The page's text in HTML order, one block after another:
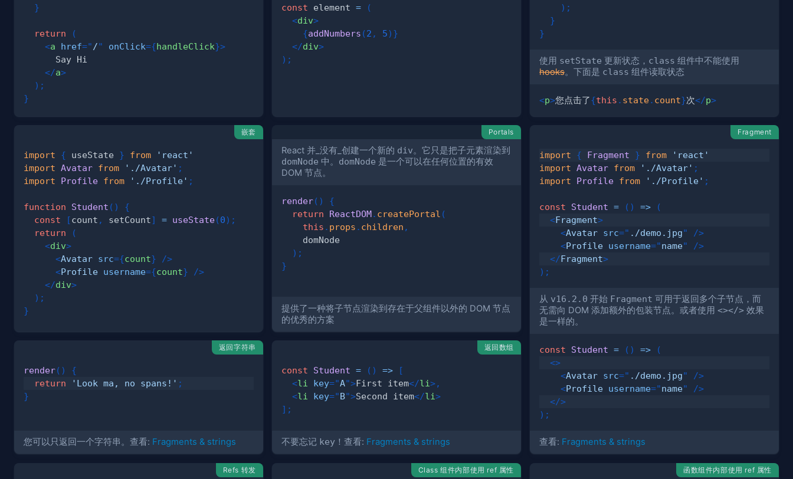
) ;
}
}
使用 setState 更新状态， class 组件中不能使用
hooks。下面是 class 组件读取状态
<p>您点击了{this . state. count}次</p>
}
return
(
<a href="/" onClick={handleClick}>
</a>
) ;
}
const element =
(
<div>
{addNumbers (2 , 5) }
</div>
) ;
嵌套
import { useState } from
'react'
import Avatar from './Avatar' ;
import
Profile from './Profile' ;
function Student ( )
{
const
[count , setCount] = useState(0) ;
return
(
<div>
<Avatar src={count}
/>
<Profile username={count}
/>
</div>
) ;
}
Portals
React 并_没有_创建一个新的 div。它只是把子元素渲染到
domNode 中。 domNode 是一个可以在任何位置的有效
DOM 节点。
render( )
{
return
ReactDOM. createPortal (
this . props . children ,
) ;
}
提供了一种将子节点渲染到存在于父组件以外的 DOM 节点
的优秀的方案
Fragment
import { Fragment } from
'react'
import Avatar from './Avatar' ;
import
Profile from './Profile' ;
const Student = ( ) =>
(
<Fragment>
<Avatar src=" ./demo.jpg"
/>
<Profile username="name"
/>
</Fragment>
) ;
从 v16.2.0 开始 Fragment 可用于返回多个子节点，而
无需向 DOM 添加额外的包装节点。或者使用<></> 效果
是一样的。
const Student = ( ) =>
(
<>
<Avatar src=" ./demo.jpg"
/>
<Profile username="name"
/>
</>
) ;
查看: Fragments & strings
返回字符串
render( )
{
return
'Look ma, no spans!' ;
}
您可以只返回一个字符串。查看: Fragments & strings
返回数组
const Student = ( ) =>
[
<li key="A">First item</li>,
<li key="B">Second item</li>
] ;
不要忘记 key ！查看: Fragments & strings
Refs 转发 Class 组件内部使用 ref 属性 函数组件内部使用 ref 属性